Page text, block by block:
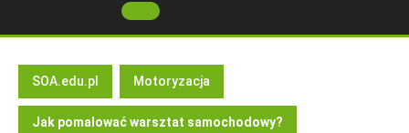
Open
Button
SOA.edu.pl Motoryzacja
Jak pomalować warsztat samochodowy?